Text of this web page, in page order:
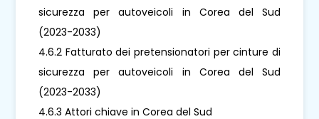
sicurezza per autoveicoli in Corea del Sud
(2023-2033)
4.6.2 Fatturato dei pretensionatori per cinture di
sicurezza per autoveicoli in Corea del Sud
(2023-2033)
4.6.3 Attori chiave in Corea del Sud